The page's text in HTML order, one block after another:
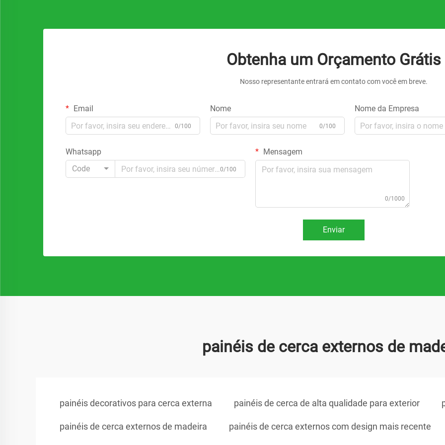
Obtenha um Orçamento Grátis
Nosso representante entrará em contato com você em breve.
Email
0/100
Nome
0/100
Nome da Empresa
Whatsapp
Code
0/100
Mensagem
0/1000
Enviar
painéis de cerca externos de
painéis decorativos para cerca externa painéis de cerca de alta qualidade para exterior
painéis de cerca externos de madeira painéis de cerca externos com design mais recente